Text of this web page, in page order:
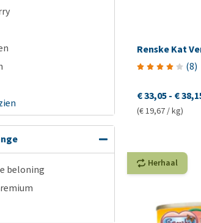
beloning
Renske Kat
(8)
€ 33,05- €
(€ 19,67 / kg)
Herhaal